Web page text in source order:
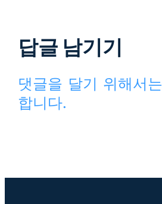
답글 남기기
댓글을 달기 위해서는
합니다.